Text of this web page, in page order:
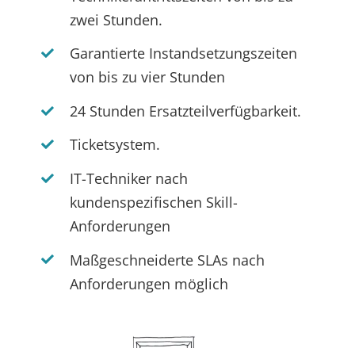
zwei Stunden.
Garantierte Instandsetzungszeiten
von bis zu vier Stunden
24 Stunden Ersatzteilverfügbarkeit.
Ticketsystem.
IT-Techniker nach
kundenspezifischen Skill-
Anforderungen
Maßgeschneiderte SLAs nach
Anforderungen möglich